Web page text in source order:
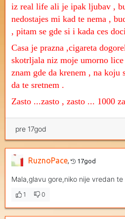
iz real life ali je ipak ljubav ,
nedostajes mi kad te nema ,
, pitam se gde si i kada ces
Casa je prazna ,cigareta
skotrljala niz moje umorno
znam gde da krenem , na koju
da te sretnem .
Zasto ...zasto , zasto ... 1000
pre 17god
RuznoPace, 17god
Mala,glavu gore,niko nije vredan
1 0